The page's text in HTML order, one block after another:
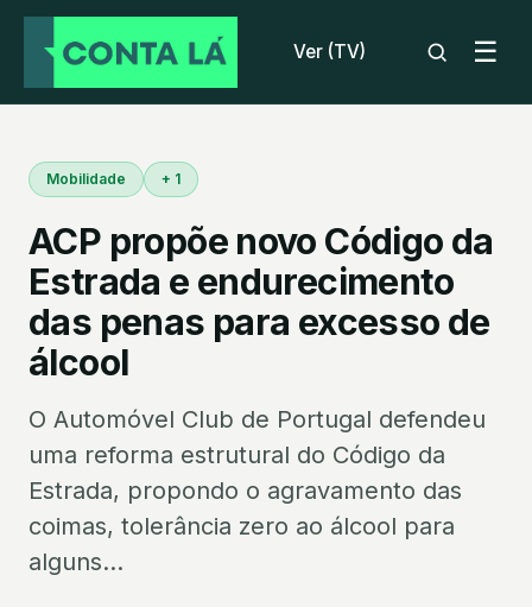
Ver (TV) ☰
Mobilidade + 1
ACP propõe novo Código da
Estrada e endurecimento
das penas para excesso de
álcool
O Automóvel Club de Portugal defendeu
uma reforma estrutural do Código da
Estrada, propondo o agravamento das
coimas, tolerância zero ao álcool para
alguns...